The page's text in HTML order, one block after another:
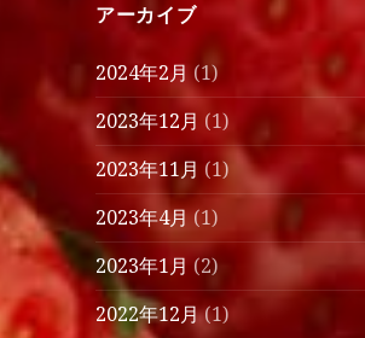
アーカイブ
2024年2月 (1)
2023年12月 (1)
2023年11月 (1)
2023年4月(1)
2023年1月 (2)
2022年12月(1)